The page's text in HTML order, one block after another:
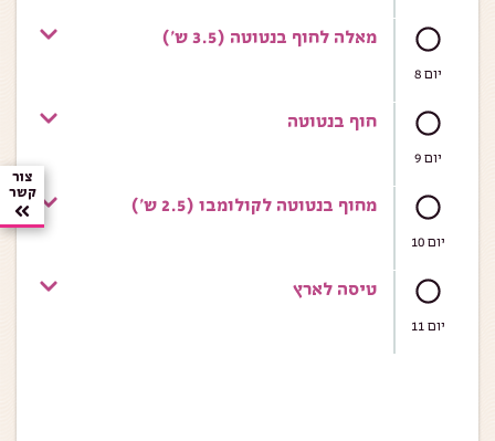
יום 8
מאלה לחוף בנטוטה (3.5 ש')
יום 9
חוף בנטוטה
יום 10
מחוף בנטוטה לקולומבו (2.5 ש')
יום 11
טיסה לארץ
צור
קשר